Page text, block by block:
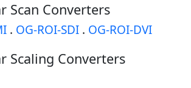
Scan Converters
. OG-ROI-SDI . OG-ROI-DVI
Scaling Converters